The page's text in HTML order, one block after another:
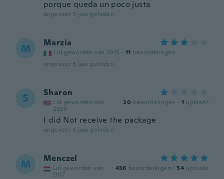
porque queda un poco justa
ongeveer 5 jaar geleden
M Marzia
Lid geworden van 2015 · 11 beoordelingen
ongeveer 5 jaar geleden
S Sharon
Lid geworden van
2020
· 20 beoordelingen · 1 uploads
I did Not receive the package
ongeveer 5 jaar geleden
M Menczel
Lid geworden van
2017
· 436 beoordelingen · 54 uploads